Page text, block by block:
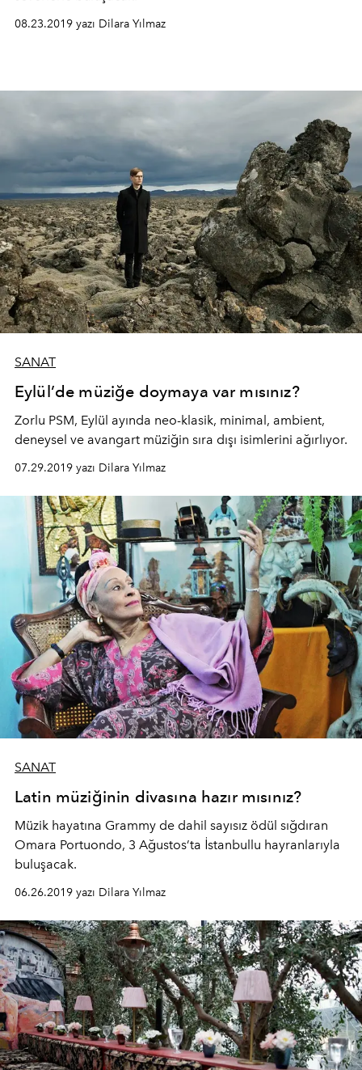
08.23.2019 yazı Dilara Yılmaz
SANAT
Eylül’de müziğe doymaya var mısınız?
Zorlu PSM, Eylül ayında neo-klasik, minimal, ambient,
deneysel ve avangart müziğin sıra dışı isimlerini ağırlıyor.
07.29.2019 yazı Dilara Yılmaz
SANAT
Latin müziğinin divasına hazır mısınız?
Müzik hayatına Grammy de dahil sayısız ödül sığdıran
Omara Portuondo, 3 Ağustos’ta İstanbullu hayranlarıyla
buluşacak.
06.26.2019 yazı Dilara Yılmaz